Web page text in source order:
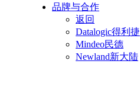
品牌与合作
返回
Datalogic得利捷
Mindeo民德
Newland新大陆